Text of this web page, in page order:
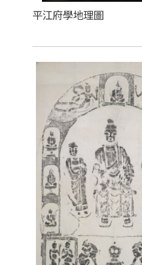
平江府學地理圖